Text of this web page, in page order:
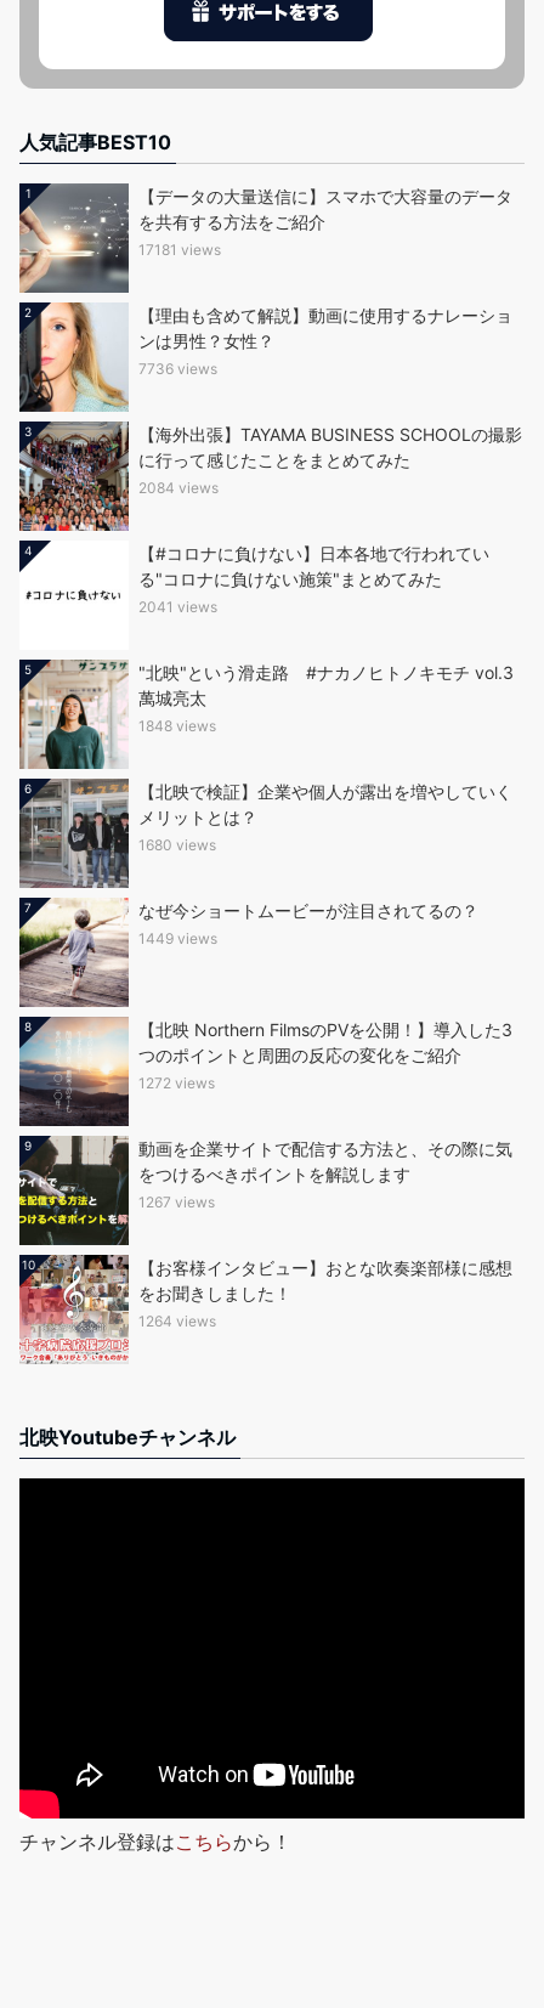
人気記事BEST10
1
【データの大量送信に】スマホで大容量のデータ
を共有する方法をご紹介
17181 views
2
【理由も含めて解説】動画に使用するナレーショ
ンは男性？女性？
7736 views
3
【海外出張】TAYAMA BUSINESS SCHOOLの撮影
に行って感じたことをまとめてみた
2084 views
4
【#コロナに負けない】日本各地で行われてい
る"コロナに負けない施策"まとめてみた
2041 views
5
"北映"という滑走路 #ナカノヒトノキモチ vol.3
萬城亮太
1848 views
6
【北映で検証】企業や個人が露出を増やしていく
メリットとは？
1680 views
7 なぜ今ショートムービーが注目されてるの？
1449 views
8
【北映 Northern FilmsのPVを公開！】導入した3
つのポイントと周囲の反応の変化をご紹介
1272 views
9
動画を企業サイトで配信する方法と、その際に気
をつけるべきポイントを解説します
1267 views
10
【お客様インタビュー】おとな吹奏楽部様に感想
をお聞きしました！
1264 views
北映Youtubeチャンネル
チャンネル登録はこちらから！